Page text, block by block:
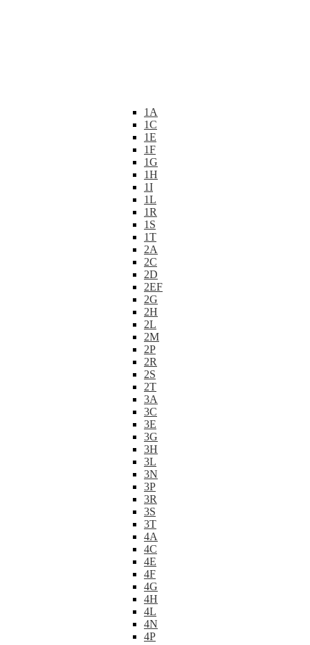
1A
1C
1E
1F
1G
1H
1I
1L
1R
1S
1T
2A
2C
2D
2EF
2G
2H
2L
2M
2P
2R
2S
2T
3A
3C
3E
3G
3H
3L
3N
3P
3R
3S
3T
4A
4C
4E
4F
4G
4H
4L
4N
4P